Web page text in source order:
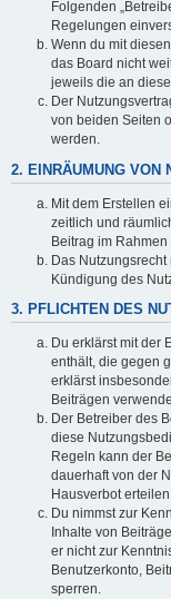
Folgenden
Regelungen
Wenn du mit
das Board nicht
jeweils die an
Der
von beiden Seiten
werden.
2. EINRÄUMUNG VON
Mit dem Erstellen
zeitlich und
Beitrag im Rahmen
Das
Kündigung des
3. PFLICHTEN DES
Du erklärst mit der
enthält, die gegen
erklärst
Beiträgen
Der Betreiber des
diese
Regeln kann der
dauerhaft von der
Hausverbot
Du nimmst zur
Inhalte von
er nicht zur
Benutzerkonto,
sperren.